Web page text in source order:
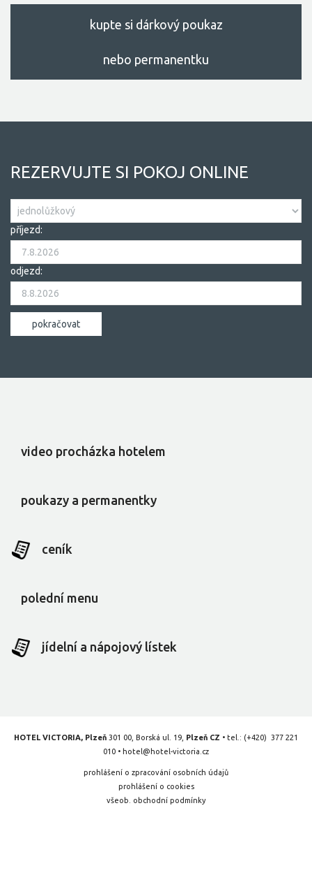
kupte si dárkový poukaz
nebo permanentku
REZERVUJTE SI POKOJ ONLINE
příjezd:
odjezd:
video procházka hotelem
poukazy a permanentky
ceník
polední menu
jídelní a nápojový lístek
HOTEL VICTORIA, Plzeň 301 00, Borská ul. 19, Plzeň CZ • tel.: (+420) 377 221
010 • hotel@hotel-victoria.cz
prohlášení o zpracování osobních údajů
prohlášení o cookies
všeob. obchodní podmínky